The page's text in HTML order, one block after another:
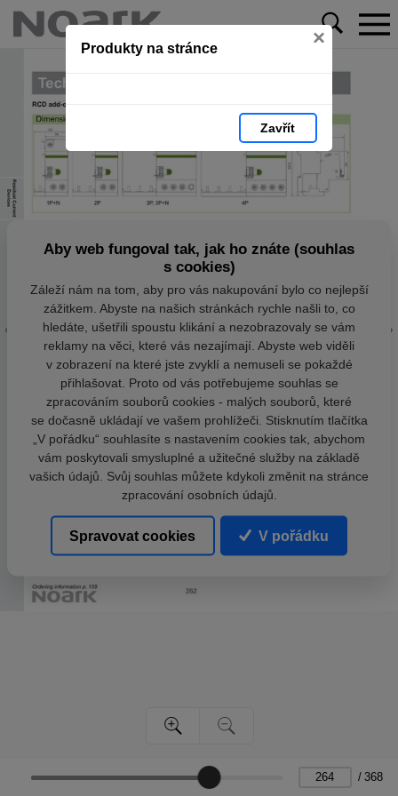
Produkty na stránce ×
Zavřít
/ 368
Aby web fungoval tak, jak ho znáte (souhlas
s cookies)
Záleží nám na tom, aby pro vás nakupování bylo co nejlepší
zážitkem. Abyste na našich stránkách rychle našli to, co
hledáte, ušetřili spoustu klikání a nezobrazovaly se vám
reklamy na věci, které vás nezajímají. Abyste web viděli
v zobrazení na které jste zvyklí a nemuseli se pokaždé
přihlašovat. Proto od vás potřebujeme souhlas se
zpracováním souborů cookies - malých souborů, které
se dočasně ukládají ve vašem prohlížeči. Stisknutím tlačítka
„V pořádku“ souhlasíte s nastavením cookies tak, abychom
vám poskytovali smysluplné a užitečné služby na základě
vašich údajů. Svůj souhlas můžete kdykoli změnit na stránce
zpracování osobních údajů.
Spravovat cookies V pořádku